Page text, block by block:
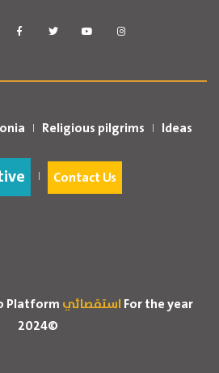
Religious pilgrims Ideas
Contact Us
PlatformاستقصائيFor the year
2024©